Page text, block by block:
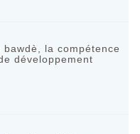
bawdè, la compétence
développement